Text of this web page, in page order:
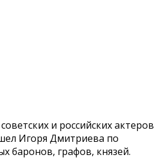
и российских актеров
Игоря Дмитриева по
баронов, графов, князей.